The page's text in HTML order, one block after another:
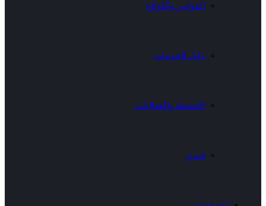
القوانين واللوائح
دليل الخدمات
الانشطة والفعاليات
فيديو